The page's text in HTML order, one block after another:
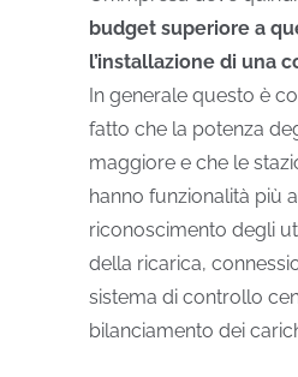
budget superiore a
l’installazione di una
In generale questo è
fatto che la potenza
maggiore e che le
hanno funzionalità più
riconoscimento degli
della ricarica,
sistema di controllo
bilanciamento dei